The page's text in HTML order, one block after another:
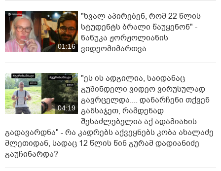
01:16
"ხვალ აპირებენ, რომ 22 წლის
სტუდენტს ბრალი წაუყენონ" -
ნანუკა ჟორჟოლიანის
ვიდეომიმართვა
04:19
"ეს ის ადგილია, საიდანაც
გუშინდელი ვიდეო ვირუსულად
გავრცელდა.... დანარჩენი თქვენ
განსაჯეთ, რამდენად
შესაძლებელია აქ ადამიანის
გადავარდნა" - რა კადრებს აქვეყნებს კობა ახალაძე
მლეთიდან, სადაც 12 წლის წინ გურამ დადიანიძე
გაუჩინარდა?